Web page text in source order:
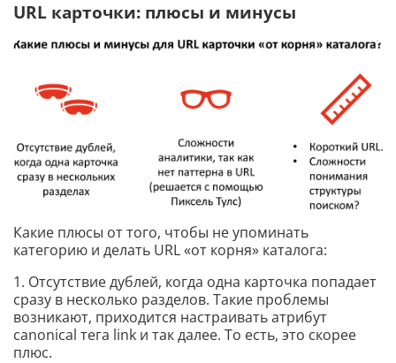
URL карточки: плюсы и минусы
Какие плюсы от того, чтобы не упоминать
категорию и делать URL «от корня» каталога:
1. Отсутствие дублей, когда одна карточка попадает
сразу в несколько разделов. Такие проблемы
возникают, приходится настраивать атрибут
canonical тега link и так далее. То есть, это скорее
плюс.